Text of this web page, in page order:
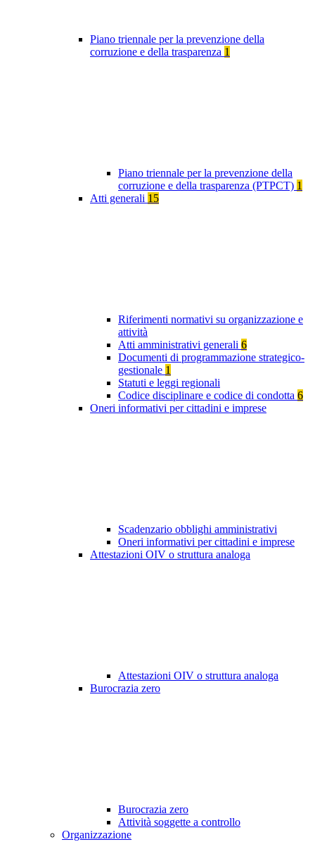
Piano triennale per la prevenzione della
corruzione e della trasparenza 1
Piano triennale per la prevenzione della
corruzione e della trasparenza (PTPCT) 1
Atti generali 15
Riferimenti normativi su organizzazione e
attività
Atti amministrativi generali 6
Documenti di programmazione strategico-
gestionale 1
Statuti e leggi regionali
Codice disciplinare e codice di condotta 6
Oneri informativi per cittadini e imprese
Scadenzario obblighi amministrativi
Oneri informativi per cittadini e imprese
Attestazioni OIV o struttura analoga
Attestazioni OIV o struttura analoga
Burocrazia zero
Burocrazia zero
Attività soggette a controllo
Organizzazione